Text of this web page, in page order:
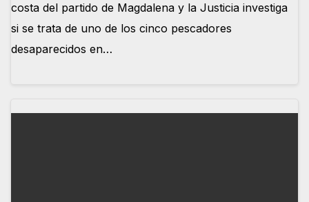
costa del partido de Magdalena y la Justicia investiga
si se trata de uno de los cinco pescadores
desaparecidos en…